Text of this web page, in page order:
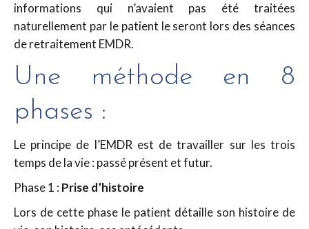
informations qui n’avaient pas été traitées
naturellement par le patient le seront lors des séances
de retraitement EMDR.
Une méthode en 8
phases :
Le principe de l’EMDR est de travailler sur les trois
temps de la vie : passé présent et futur.
Phase 1 : Prise d’histoire
Lors de cette phase le patient détaille son histoire de